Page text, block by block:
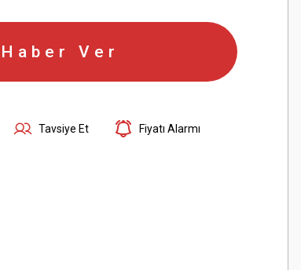
Ver
Tavsiye Et Fiyatı Alarmı